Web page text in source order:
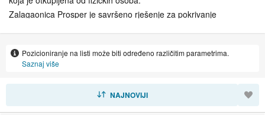
Zalagaonica Prosper je savršeno rješenje za pokrivanje
dragocjenosti. Uz naše stručne procjenitelje i najsuvremenije
sigurnosne sustave, možete nam se povjeriti za sve svoje
siguran način i dobijte gotovinu na licu mjesta. Nudimo
Pozicioniranje na listi može biti određeno različitim parametrima.
Saznaj više
NAJNOVIJI